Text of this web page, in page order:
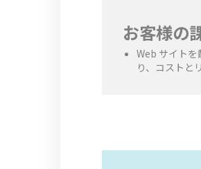
お客様の
Web サイト
り、コストと